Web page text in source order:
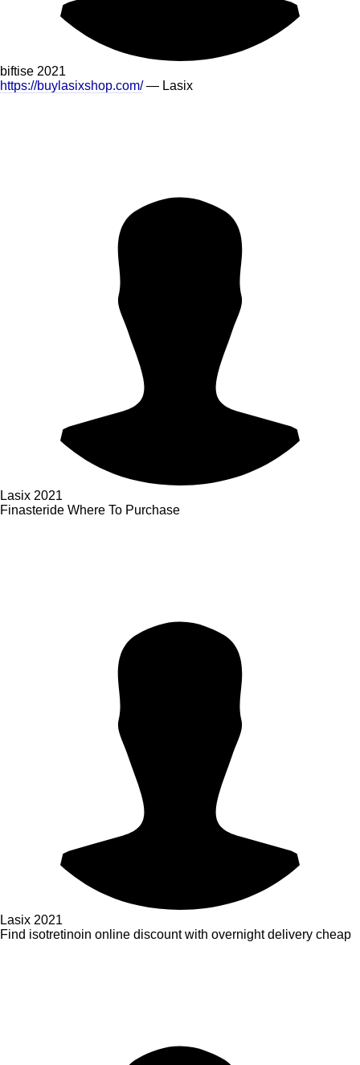
biftise 2021
https://buylasixshop.com/— Lasix
Lasix 2021
Finasteride Where To Purchase
Lasix 2021
Find isotretinoin online discount with overnight delivery cheap